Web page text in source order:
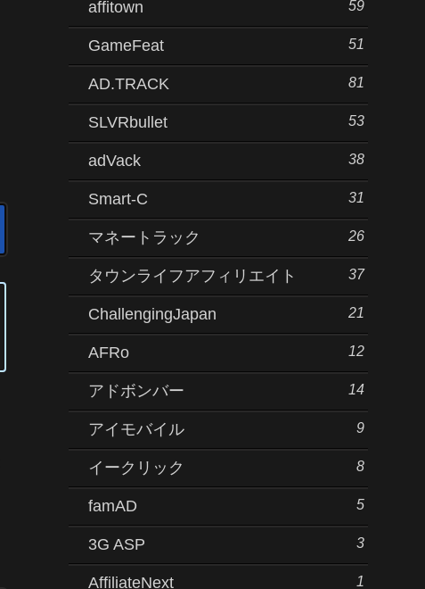
affitown 59
GameFeat 51
AD.TRACK 81
SLVRbullet 53
adVack 38
Smart-C 31
マネートラック 26
タウンライフアフィリエイト 37
ChallengingJapan 21
AFRo 12
アドボンバー 14
アイモバイル 9
イークリック 8
famAD 5
3G ASP 3
AffiliateNext 1